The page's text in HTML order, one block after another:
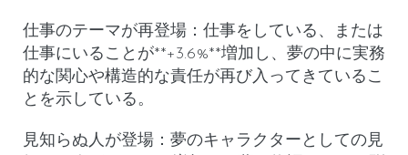
仕事のテーマが再登場 ： 仕事をしている、または
仕事にいる ことが**+3.6%**増加し、夢の中に実務
的な関心や構造的な責任が再び入ってきているこ
とを示している。
見知らぬ人が登場 ： 夢のキャラクターとしての見